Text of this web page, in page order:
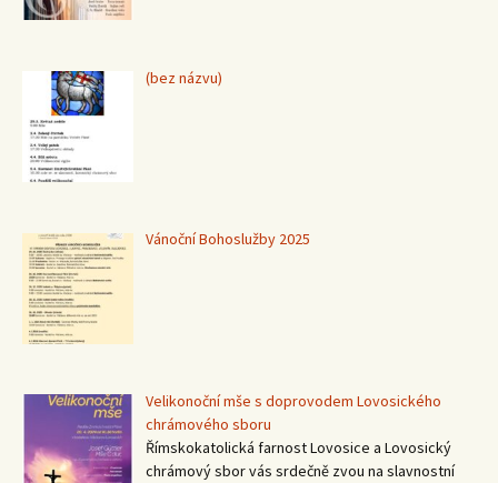
(bez názvu)Příspěvek
Vánoční Bohoslužby 2025
Velikonoční mše s doprovodem Lovosického
chrámového sboru
Římskokatolická farnost Lovosice a Lovosický
chrámový sbor vás srdečně zvou na slavnostní